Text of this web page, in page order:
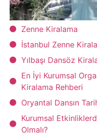
Zenne Kiralama
İstanbul Zenne
Yılbaşı Dansöz
En İyi Kurumsal
Kiralama Rehberi
Oryantal Dansın
Kurumsal
Olmalı?